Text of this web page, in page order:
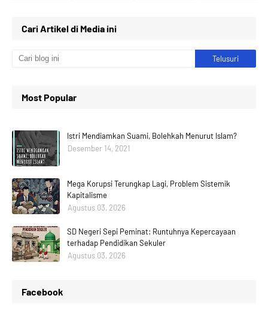
Cari Artikel di Media ini
Most Popular
Istri Mendiamkan Suami, Bolehkah Menurut Islam?
Desember 14, 2021
Mega Korupsi Terungkap Lagi, Problem Sistemik
Kapitalisme
Agustus 03, 2026
SD Negeri Sepi Peminat: Runtuhnya Kepercayaan
terhadap Pendidikan Sekuler
Agustus 03, 2026
Facebook